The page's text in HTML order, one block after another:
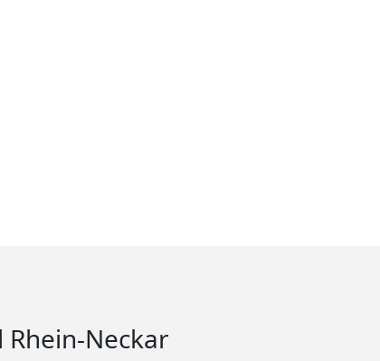
des Sportabzeichens sowie Sportabzeichen-
Neckar